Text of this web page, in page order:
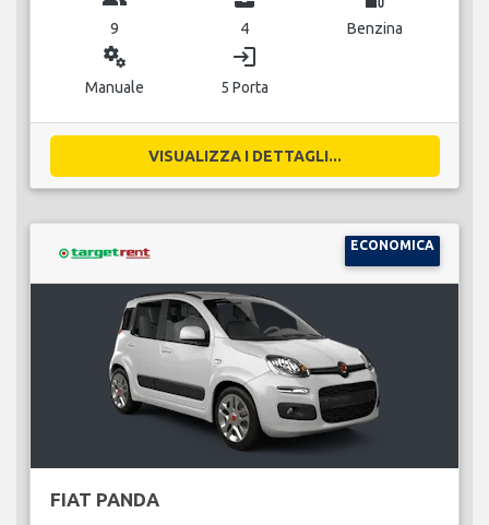
9 4 Benzina
miscellaneous_services
Manuale
login
5 Porta
VISUALIZZA I DETTAGLI...
ECONOMICA
FIAT PANDA